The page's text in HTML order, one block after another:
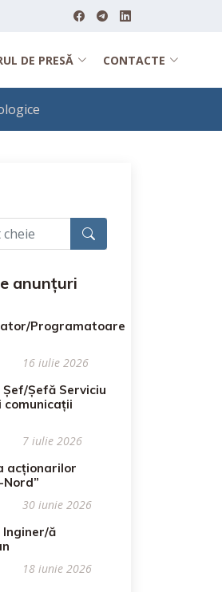
DE PRESĂ CONTACTE
anunțuri
Programatoare
16 iulie 2026
Șefă Serviciu
comunicații
7 iulie 2026
acționarilor
Nord”
30 iunie 2026
ă
18 iunie 2026